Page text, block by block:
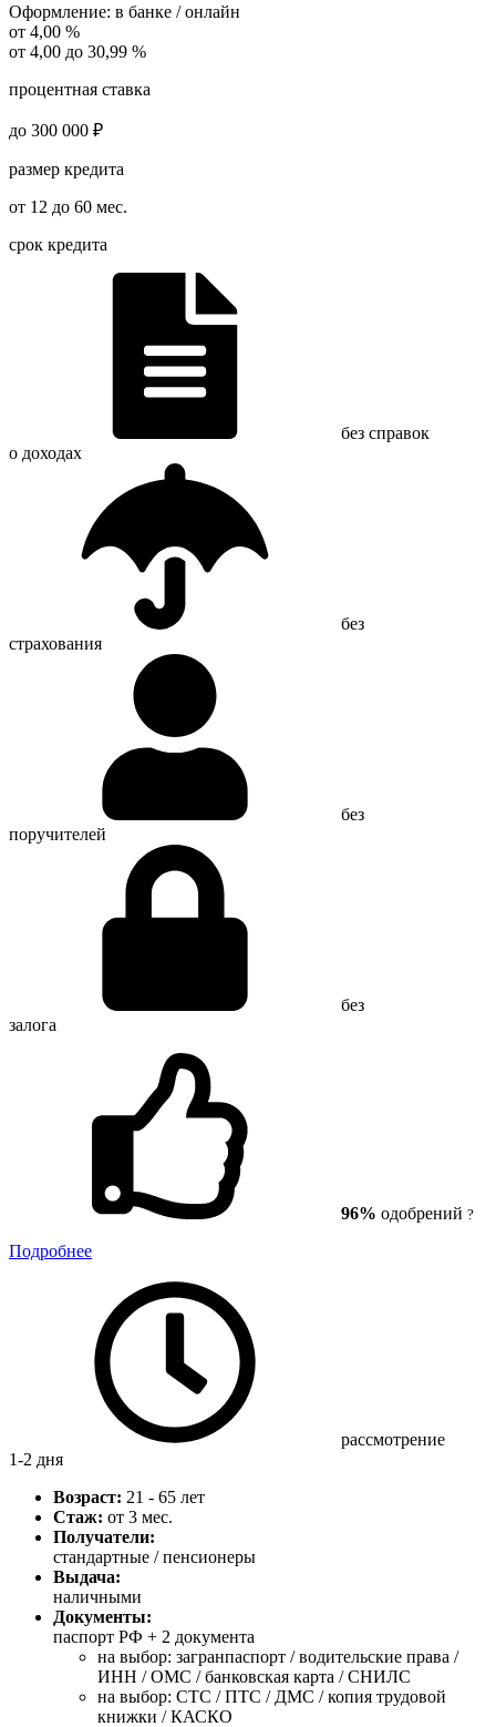
Оформление: в банке / онлайн
от 4,00 %
от 4,00 до 30,99 %
процентная ставка
до 300 000 ₽
размер кредита
от 12 до 60 мес.
срок кредита
без справок
о доходах
без
страхования
без
поручителей
без
залога
96% одобрений ?
Подробнее
рассмотрение
1-2 дня
Возраст: 21 - 65 лет
Стаж: от 3 мес.
Получатели:
стандартные / пенсионеры
Выдача:
наличными
Документы:
паспорт РФ + 2 документа
на выбор: загранпаспорт / водительские права /
ИНН / ОМС / банковская карта / СНИЛС
на выбор: СТС / ПТС / ДМС / копия трудовой
книжки / КАСКО